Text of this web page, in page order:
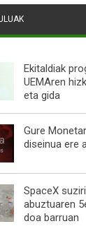
Ekitaldiak
UEMAren
eta gida
Gure
diseinua ere
SpaceX
abuztuaren
doa barruan